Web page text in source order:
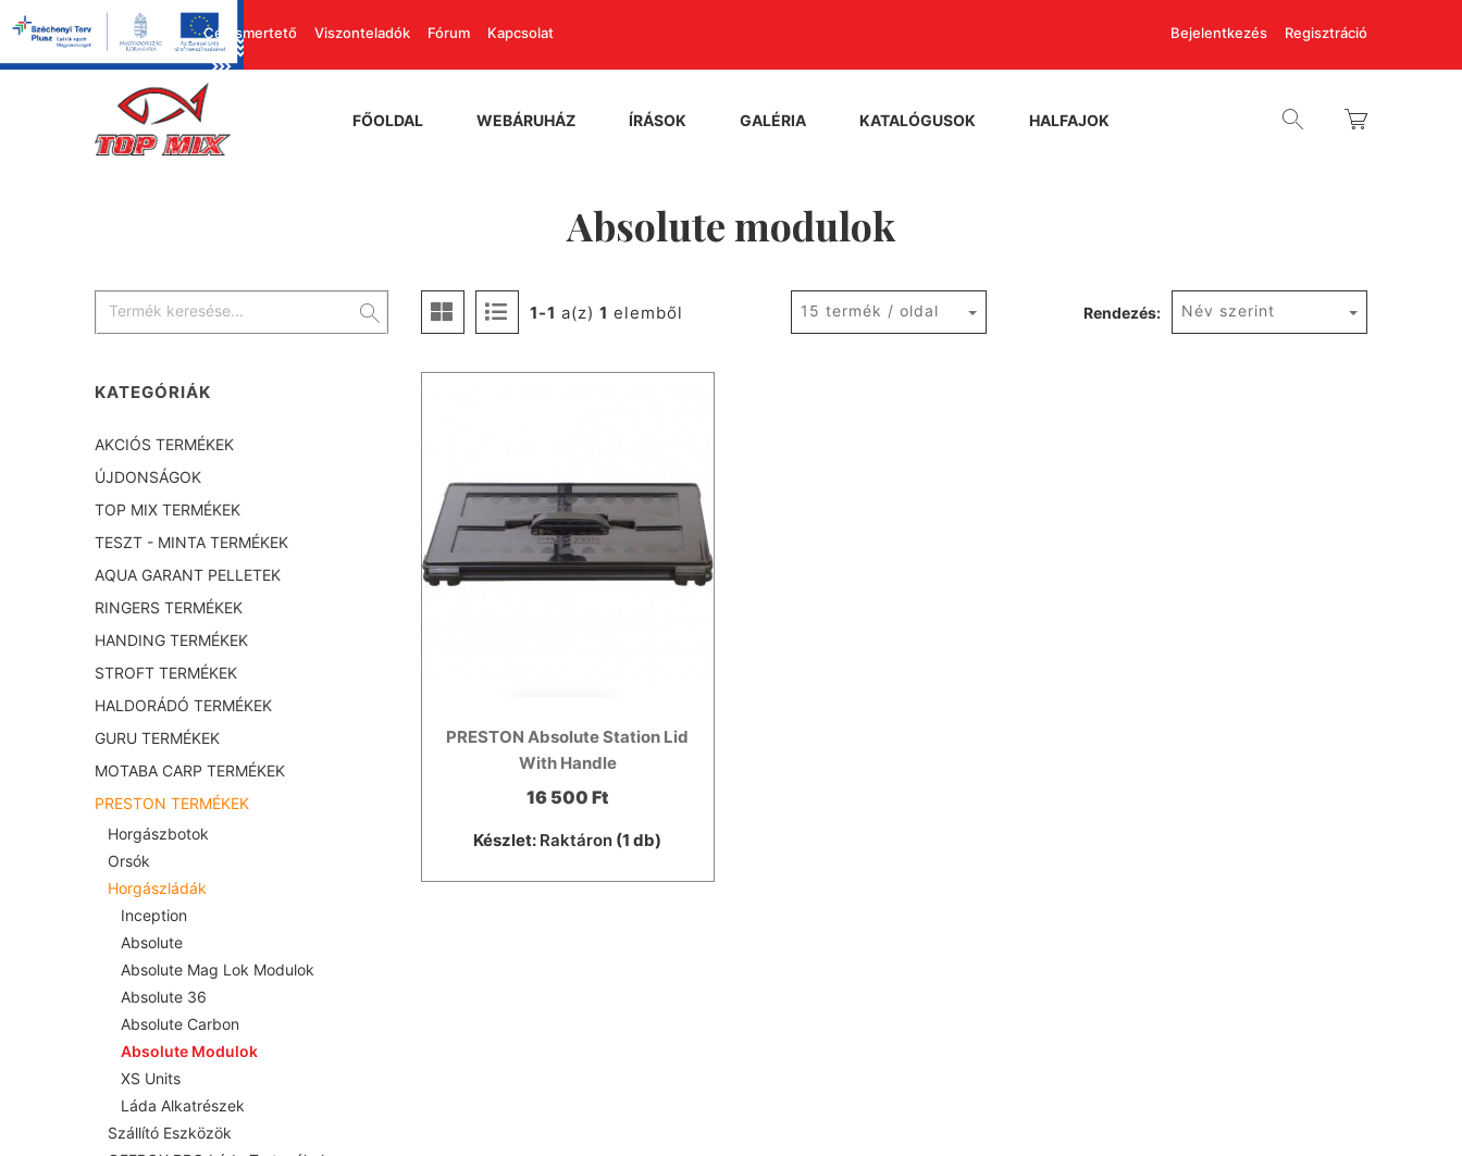
Cégismertető Viszonteladók Fórum Kapcsolat Bejelentkezés Regisztráció
FŐOLDAL WEBÁRUHÁZ ÍRÁSOK GALÉRIA KATALÓGUSOK HALFAJOK
Absolute modulok
1-1 a(z) 1 elemből 15 termék / oldal Rendezés: Név szerint
PRESTON Absolute Station Lid
With Handle
16 500 Ft
Készlet: Raktáron (1 db)
KATEGÓRIÁK
AKCIÓS TERMÉKEK
ÚJDONSÁGOK
TOP MIX TERMÉKEK
TESZT - MINTA TERMÉKEK
AQUA GARANT PELLETEK
RINGERS TERMÉKEK
HANDING TERMÉKEK
STROFT TERMÉKEK
HALDORÁDÓ TERMÉKEK
GURU TERMÉKEK
MOTABA CARP TERMÉKEK
PRESTON TERMÉKEK
Horgászbotok
Orsók
Horgászládák
Inception
Absolute
Absolute Mag Lok Modulok
Absolute 36
Absolute Carbon
Absolute Modulok
XS Units
Láda Alkatrészek
Szállító Eszközök